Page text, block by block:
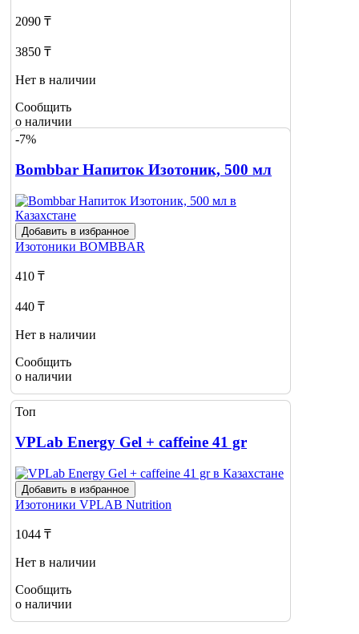
2090 ₸
3850 ₸
Нет в наличии
Сообщить
о наличии
-7%
Bombbar Напиток Изотоник, 500 мл
Добавить в избранное
Изотоники BOMBBAR
410 ₸
440 ₸
Нет в наличии
Сообщить
о наличии
Топ
VPLab Energy Gel + caffeine 41 gr
Добавить в избранное
Изотоники VPLAB Nutrition
1044 ₸
Нет в наличии
Сообщить
о наличии